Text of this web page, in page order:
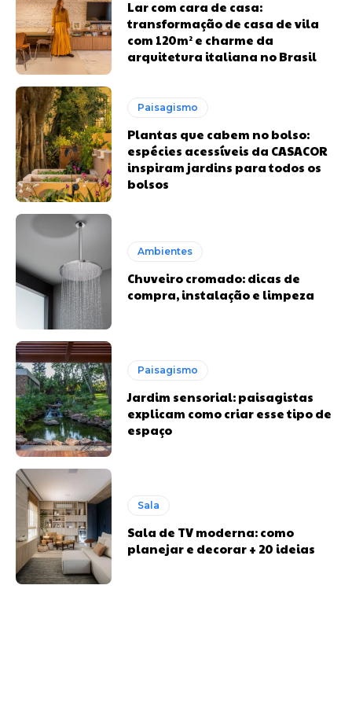
Lar com cara de casa:
transformação de casa de vila
com 120m² e charme da
arquitetura italiana no Brasil
Paisagismo
Plantas que cabem no bolso:
espécies acessíveis da CASACOR
inspiram jardins para todos os
bolsos
Ambientes
Chuveiro cromado: dicas de
compra, instalação e limpeza
Paisagismo
Jardim sensorial: paisagistas
explicam como criar esse tipo de
espaço
Sala
Sala de TV moderna: como
planejar e decorar + 20 ideias